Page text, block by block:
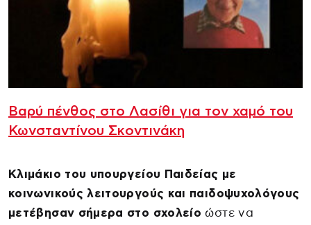
Βαρύ πένθος στο Λασίθι για τον χαμό του
Κωνσταντίνου Σκοντινάκη
Κλιμάκιο του υπουργείου Παιδείας με
κοινωνικούς λειτουργούς και παιδοψυχολόγους
μετέβησαν σήμερα στο σχολείο ώστε να